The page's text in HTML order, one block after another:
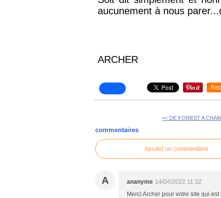
aucunement à nous
ARCHER
<< DE FOREST A
commentaires
Ajouter un commentaire
A ananyme 14/04/2022 11:32
Merci Archer pour votre site qui